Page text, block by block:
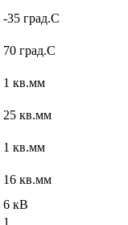
-35 град.C
70 град.C
1 кв.мм
25 кв.мм
1 кв.мм
16 кв.мм
6 кВ
1